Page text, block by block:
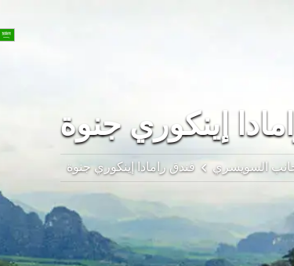
إينكوري جنوة
السويسري فندق رامادا إينكوري جنوة